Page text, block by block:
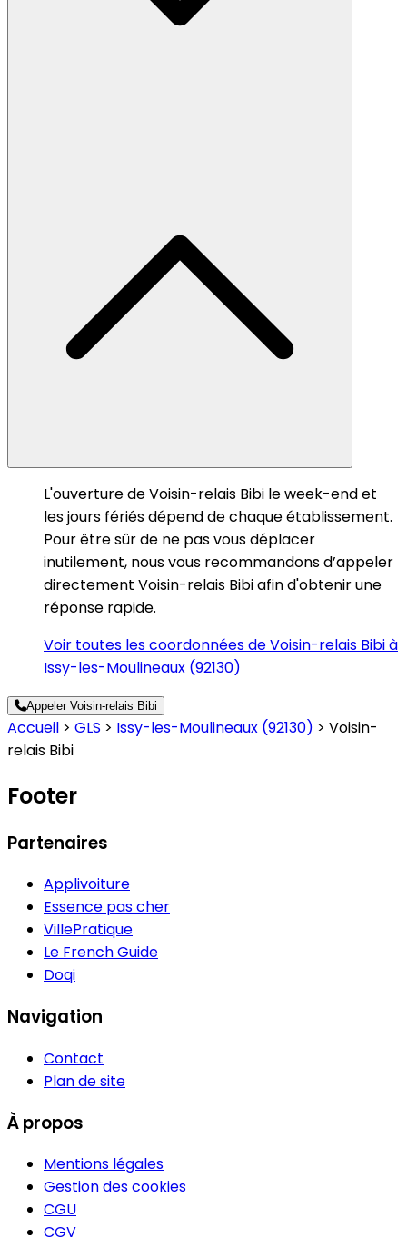
L'ouverture de Voisin-relais Bibi le week-end et
les jours fériés dépend de chaque établissement.
Pour être sûr de ne pas vous déplacer
inutilement, nous vous recommandons d’appeler
directement Voisin-relais Bibi afin d'obtenir une
réponse rapide.
Voir toutes les coordonnées de Voisin-relais Bibi à
Issy-les-Moulineaux (92130)
Appeler Voisin-relais Bibi
Accueil > GLS > Issy-les-Moulineaux (92130) > Voisin-
relais Bibi
Footer
Partenaires
Applivoiture
Essence pas cher
VillePratique
Le French Guide
Doqi
Navigation
Contact
Plan de site
À propos
Mentions légales
Gestion des cookies
CGU
CGV